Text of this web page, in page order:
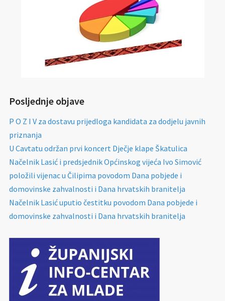
Posljednje objave
P O Z I V za dostavu prijedloga kandidata za dodjelu javnih
priznanja
U Cavtatu održan prvi koncert Dječje klape Škatulica
Načelnik Lasić i predsjednik Općinskog vijeća Ivo Simović
položili vijenac u Čilipima povodom Dana pobjede i
domovinske zahvalnosti i Dana hrvatskih branitelja
Načelnik Lasić uputio čestitku povodom Dana pobjede i
domovinske zahvalnosti i Dana hrvatskih branitelja